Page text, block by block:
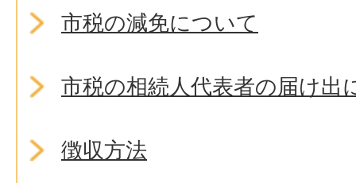
市税の減免について
市税の相続人代表者の届け出
徴収方法